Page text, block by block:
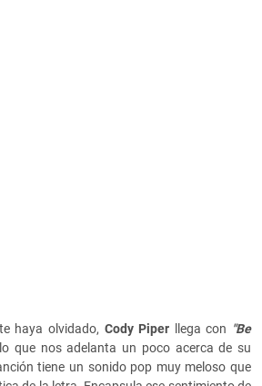
haya olvidado, Cody Piper llega con "Be
que nos adelanta un poco acerca de su
tiene un sonido pop muy meloso que